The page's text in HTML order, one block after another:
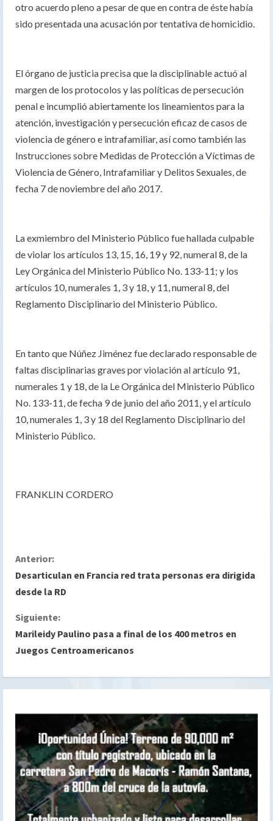
otro acuerdo pleno a pesar de que en contra de éste había
sido presentada una acusación por tentativa de homicidio.
El órgano de justicia precisa que la disciplinable actuó al
margen de los protocolos y las políticas de persecución
penal e incumplió abiertamente los lineamientos para la
atención, investigación y persecución eficaz de casos de
violencia de género e intrafamiliar, así como también las
Instrucciones sobre Medidas de Protección a Víctimas de
Violencia de Género, Intrafamiliar y Delitos Sexuales, de
fecha 7 de noviembre del año 2017.
La exmiembro del Ministerio Público fue hallada culpable
de violar los artículos 13, 15, 16, 19 y 92, numeral 8, de la
Ley Orgánica del Ministerio Público No. 133-11; y los
artículos 10, numerales 1, 3 y 18, y 11, numeral 8, del
Reglamento Disciplinario del Ministerio Público.
En tanto que Núñez Jiménez fue declarado responsable de
faltas disciplinarias graves por violación al artículo 91,
numerales 1 y 18, de la Le Orgánica del Ministerio Público
No. 133-11, de fecha 9 de junio del año 2011, y el artículo
10, numerales 1, 3 y 18 del Reglamento Disciplinario del
Ministerio Público.
FRANKLIN CORDERO
S
i
g
u
l
e
y
e
n
Anterior:
Desarticulan en Francia red trata personas era dirigida
desde la RD
Siguiente:
Marileidy Paulino pasa a final de los 400 metros en
Juegos Centroamericanos